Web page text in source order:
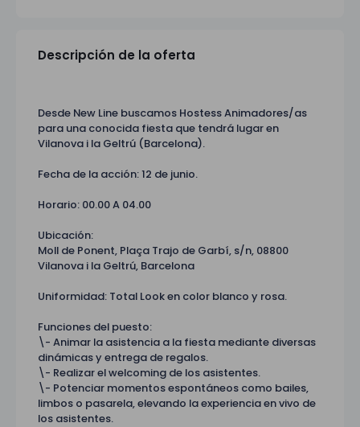
Descripción de la oferta
Desde New Line buscamos Hostess Animadores/as
para una conocida fiesta que tendrá lugar en
Vilanova i la Geltrú (Barcelona).
Fecha de la acción: 12 de junio.
Horario: 00.00 A 04.00
Ubicación:
Moll de Ponent, Plaça Trajo de Garbí, s/n, 08800
Vilanova i la Geltrú, Barcelona
Uniformidad: Total Look en color blanco y rosa.
Funciones del puesto:
\- Animar la asistencia a la fiesta mediante diversas
dinámicas y entrega de regalos.
\- Realizar el welcoming de los asistentes.
\- Potenciar momentos espontáneos como bailes,
limbos o pasarela, elevando la experiencia en vivo de
los asistentes.